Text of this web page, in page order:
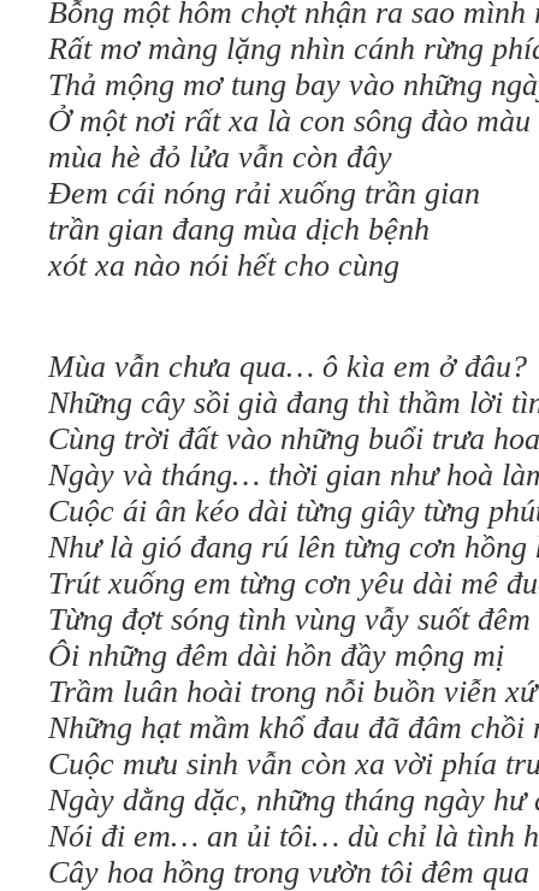
Bỗng một hôm chợt nhận ra sao mình
Rất mơ màng lặng nhìn cánh rừng
Thả mộng mơ tung bay vào những
Ở một nơi rất xa là con sông đào màu
mùa hè đỏ lửa vẫn còn đây
Đem cái nóng rải xuống trần gian
trần gian đang mùa dịch bệnh
xót xa nào nói hết cho cùng
Mùa vẫn chưa qua… ô kìa em ở đâu?
Những cây sồi già đang thì thầm lời
Cùng trời đất vào những buổi trưa
Ngày và tháng… thời gian như hoà
Cuộc ái ân kéo dài từng giây từng
Như là gió đang rú lên từng cơn
Trút xuống em từng cơn yêu dài mê
Từng đợt sóng tình vùng vẫy suốt đêm
Ôi những đêm dài hồn đầy mộng mị
Trầm luân hoài trong nỗi buồn viễn xứ
Những hạt mầm khổ đau đã đâm chồi
Cuộc mưu sinh vẫn còn xa vời phía
Ngày dằng dặc, những tháng ngày hư
Nói đi em… an ủi tôi… dù chỉ là tình
Cây hoa hồng trong vườn tôi đêm qua